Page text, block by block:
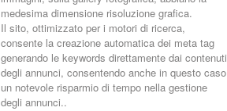
medesima dimensione risoluzione grafica.
Il sito, ottimizzato per i motori di ricerca,
consente la creazione automatica dei meta tag
generando le keywords direttamente dai contenuti
degli annunci, consentendo anche in questo caso
un notevole risparmio di tempo nella gestione
degli annunci..